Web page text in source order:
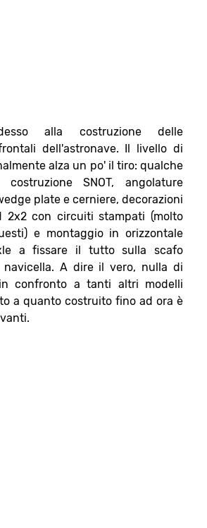
alla costruzione delle
dell'astronave. Il livello di
alza un po' il tiro: qualche
SNOT, angolature
plate e cerniere, decorazioni
2x2 con circuiti stampati (molto
e montaggio in orizzontale
a fissare il tutto sulla scafo
navicella. A dire il vero, nulla di
confronto a tanti altri modelli
a quanto costruito fino ad ora è